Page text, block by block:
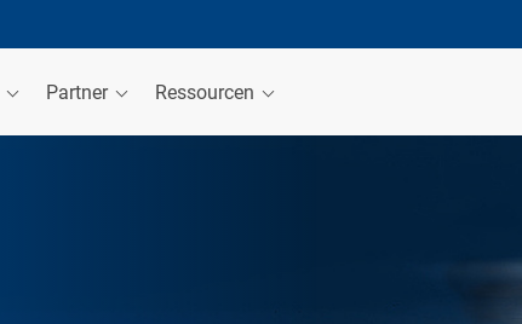
Partner Ressourcen